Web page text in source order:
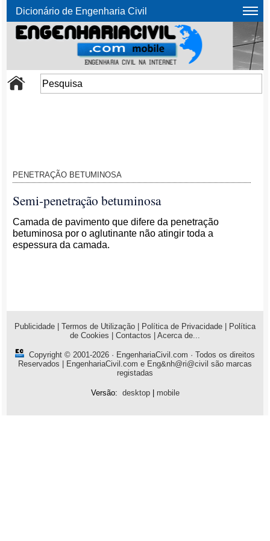
Dicionário de Engenharia Civil
PENETRAÇÃO BETUMINOSA
Semi-penetração betuminosa
Camada de pavimento que difere da penetração
betuminosa por o aglutinante não atingir toda a
espessura da camada.
Publicidade Termos de Utilização Política de Privacidade
Política
de Cookies
Contactos Acerca de...
Copyright © 2001-2026 · EngenhariaCivil.com · Todos os direitos
Reservados | EngenhariaCivil.com e Eng&nh@ri@civil são marcas
registadas
Versão: desktop| mobile